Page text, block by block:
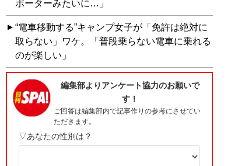
ポーターみたいに…」
“電車移動する”キャンプ女子が「免許は絶対に
取らない」ワケ。「普段乗らない電車に乗れる
のが楽しい」